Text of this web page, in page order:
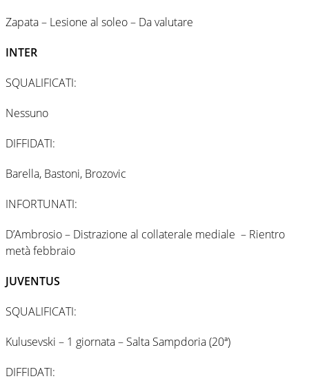
Zapata – Lesione al soleo – Da valutare
INTER
SQUALIFICATI:
Nessuno
DIFFIDATI:
Barella, Bastoni, Brozovic
INFORTUNATI:
D’Ambrosio – Distrazione al collaterale mediale – Rientro
metà febbraio
JUVENTUS
SQUALIFICATI:
Kulusevski – 1 giornata – Salta Sampdoria (20ª)
DIFFIDATI: